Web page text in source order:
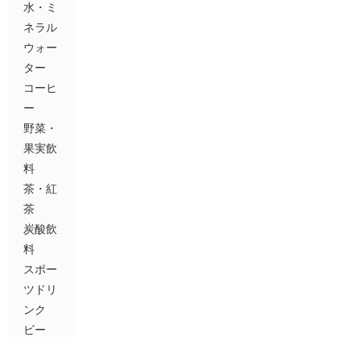
水・ミ
ネラル
ウォー
ター
コーヒ
ー
野菜・
果実飲
料
茶・紅
茶
炭酸飲
料
スポー
ツドリ
ンク
ビー